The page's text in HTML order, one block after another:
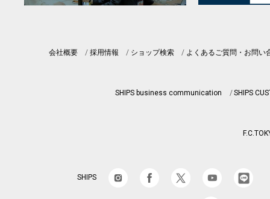
会社概要 採用情報 ショップ検索 よくあるご質問・お問い
SHIPS business communication SHIPS
SHIPS